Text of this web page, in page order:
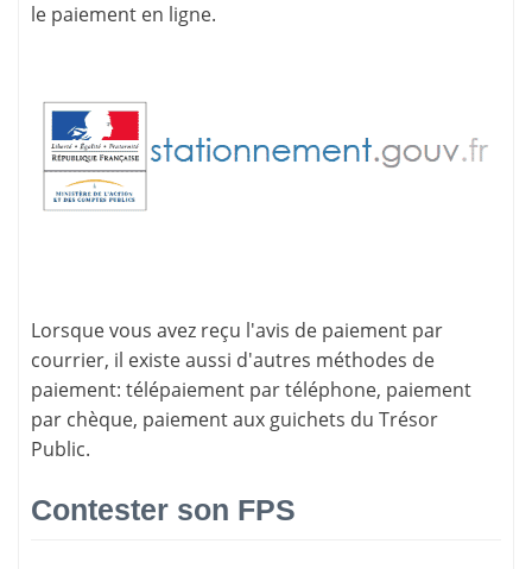
le paiement en ligne.
Lorsque vous avez reçu l'avis de paiement par
courrier, il existe aussi d'autres méthodes de
paiement: télépaiement par téléphone, paiement
par chèque, paiement aux guichets du Trésor
Public.
Contester son FPS